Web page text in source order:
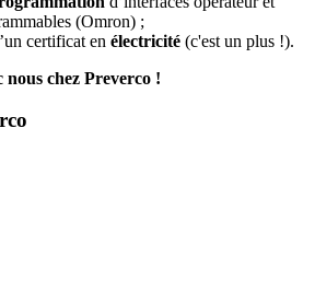
(Omron) ;
certificat en électricité (c'est un plus !).
nous chez Preverco !